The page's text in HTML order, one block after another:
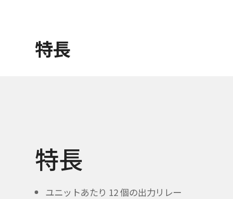
特長
特長
ユニットあたり 12 個の出力リレー